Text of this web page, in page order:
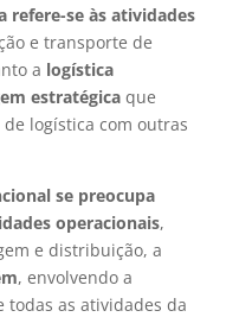
refere-se às atividades
e transporte de
a logística
estratégicaque
logística com outras
se preocupa
operacionais,
e distribuição, a
, envolvendo a
todas as atividades da